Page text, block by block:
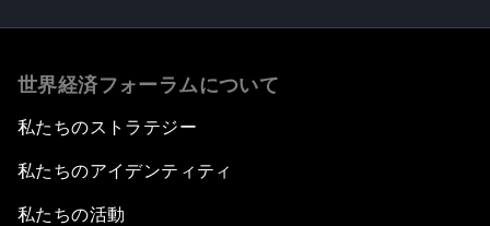
世界経済フォーラムについて
私たちのストラテジー
私たちのアイデンティティ
私たちの活動